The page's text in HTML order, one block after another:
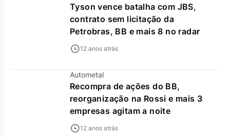
Tyson vence batalha com JBS,
contrato sem licitação da
Petrobras, BB e mais 8 no radar
12 anos atrás
Autometal
Recompra de ações do BB,
reorganização na Rossi e mais 3
empresas agitam a noite
12 anos atrás